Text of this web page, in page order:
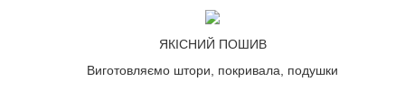
ЯКІСНИЙ ПОШИВ
Виготовляємо штори, покривала, подушки